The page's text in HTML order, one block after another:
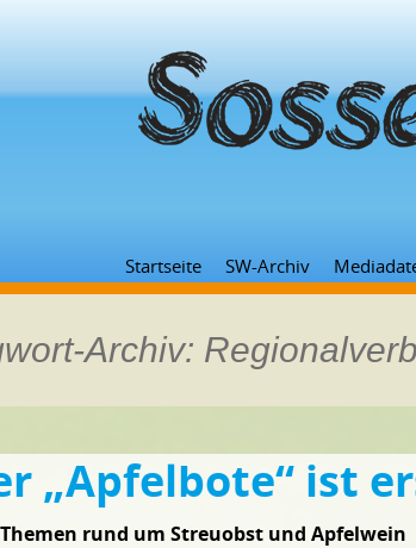
Startseite SW-Archiv
Archiv:
„Apfelbote“ ist
rund um Streuobst und Apfelwein